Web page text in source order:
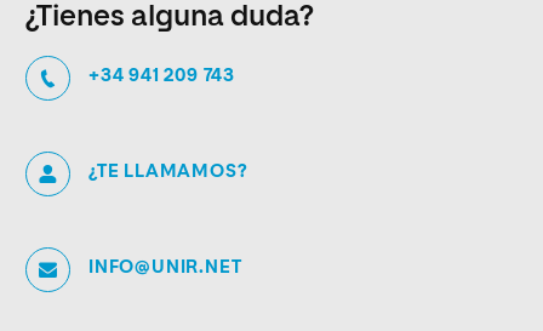
¿Tienes alguna duda?
+34 941 209 743
¿TE LLAMAMOS?
INFO@UNIR.NET